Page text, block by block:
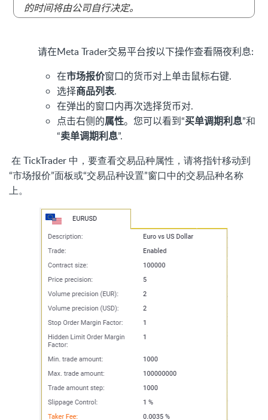
的时间将由公司自行决定。
请在Meta Trader交易平台按以下操作查看隔夜利息:
在市场报价窗口的货币对上单击鼠标右键.
选择商品列表.
在弹出的窗口内再次选择货币对.
点击右侧的属性。您可以看到“买单调期利息”和
“卖单调期利息”.
在 TickTrader 中，要查看交易品种属性，请将指针移动到
“市场报价”面板或“交易品种设置”窗口中的交易品种名称
上。